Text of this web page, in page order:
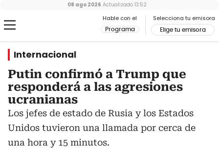
Hable con el
Programa
Selecciona tu emisora
Elige tu emisora
08 ago 2026 Actualizado 13:52
Internacional
Putin confirmó a Trump que
responderá a las agresiones
ucranianas
Los jefes de estado de Rusia y los Estados
Unidos tuvieron una llamada por cerca de
una hora y 15 minutos.